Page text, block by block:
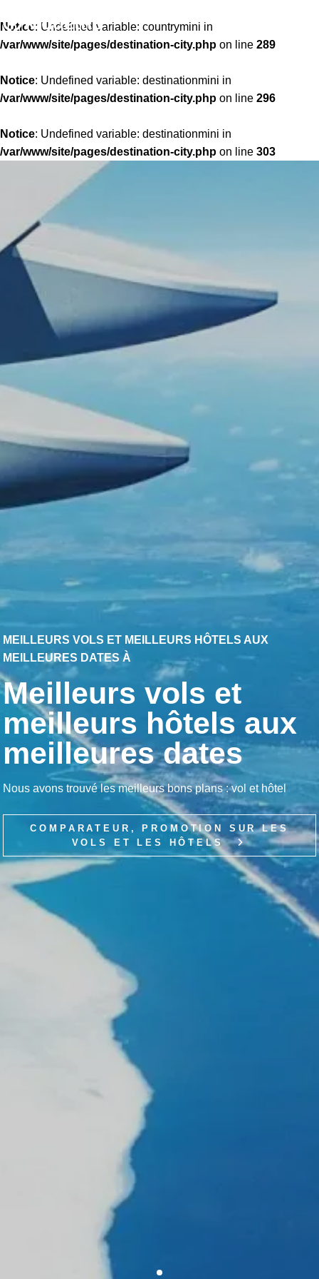
Notice: Undefined variable: countrymini in
/var/www/site/pages/destination-city.php on line 289
Notice: Undefined variable: destinationmini in
/var/www/site/pages/destination-city.php on line 296
Notice: Undefined variable: destinationmini in
/var/www/site/pages/destination-city.php on line 303
MEILLEURS VOLS ET MEILLEURS HÔTELS AUX
MEILLEURES DATES À
Meilleurs vols et
meilleurs hôtels aux
meilleures dates
Nous avons trouvé les meilleurs bons plans : vol et hôtel
COMPARATEUR, PROMOTION SUR LES
VOLS ET LES HÔTELS